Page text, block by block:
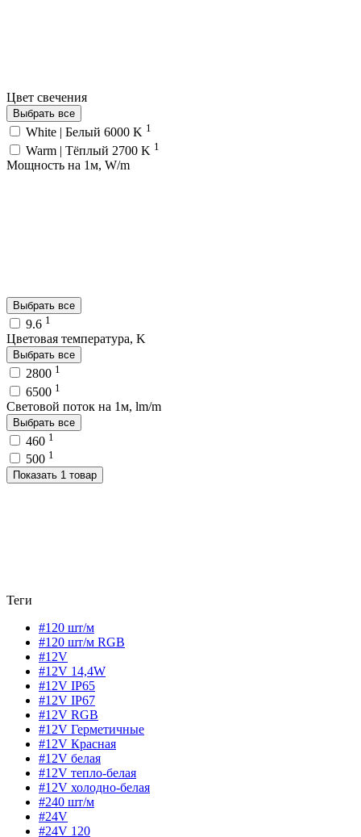
Цвет свечения
Выбрать все
White | Белый 6000 K 1
Warm | Тёплый 2700 K 1
Мощность на 1м, W/m
Выбрать все
9.6 1
Цветовая температура, K
Выбрать все
2800 1
6500 1
Световой поток на 1м, lm/m
Выбрать все
460 1
500 1
Показать 1 товар
Теги
#120 шт/м
#120 шт/м RGB
#12V
#12V 14,4W
#12V IP65
#12V IP67
#12V RGB
#12V Герметичные
#12V Красная
#12V белая
#12V тепло-белая
#12V холодно-белая
#240 шт/м
#24V
#24V 120